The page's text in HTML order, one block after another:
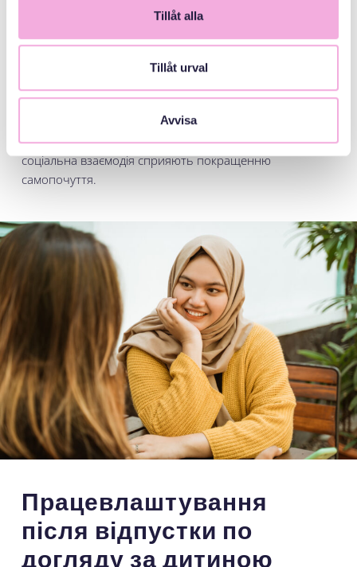
Tillåt alla
Tillåt urval
Avvisa
Благополуччя - це ключова мета, яка формує основу
для досягнення інших цілей. Коли благополуччя під
загрозою, вивчення нової мови, впевнене батьківство,
стають складними завданнями. Наші зустрічі
проходять у теплій і доброзичливій атмосфері, де
кожен може почуватися в безпеці. Спільнота та
соціальна взаємодія сприяють покращенню
самопочуття.
Працевлаштування
після відпустки по
догляду за дитиною